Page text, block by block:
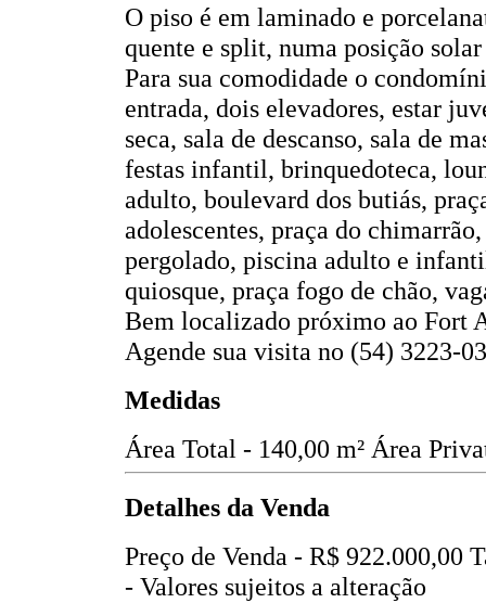
O piso é em laminado e
quente e split, numa posição
Para sua comodidade o
entrada, dois elevadores, estar
seca, sala de descanso, sala de
festas infantil, brinquedoteca,
adulto, boulevard dos butiás,
adolescentes, praça do
pergolado, piscina adulto e
quiosque, praça fogo de chão,
Bem localizado próximo ao Fort
Agende sua visita no (54) 3223-
Medidas
Área Total - 140,00 m² Área
Detalhes da Venda
Preço de Venda - R$ 922.000,00
- Valores sujeitos a alteração